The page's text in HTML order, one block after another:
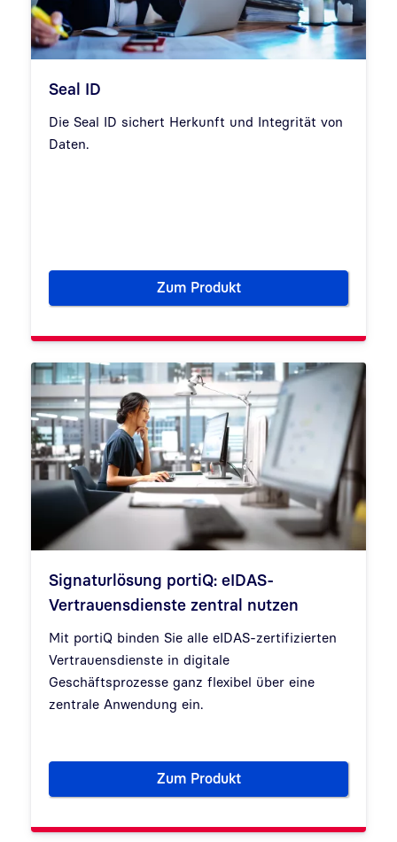
Seal ID
Die Seal ID sichert Herkunft und Integrität von
Daten.
Zum Produkt
Seal ID
Signaturlösung portiQ: eIDAS-
Vertrauensdienste zentral nutzen
Mit portiQ binden Sie alle eIDAS-zertifizierten
Vertrauensdienste in digitale
Geschäftsprozesse ganz flexibel über eine
zentrale Anwendung ein.
Zum ProduktSignaturlösung portiQ: